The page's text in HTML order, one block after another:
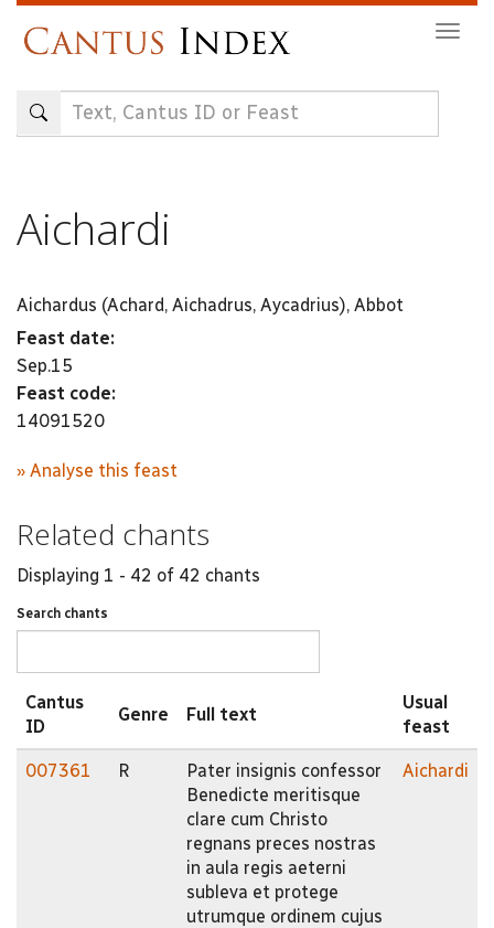
content
Aichardi
Aichardus (Achard, Aichadrus, Aycadrius), Abbot
Feast date:
Sep.15
Feast code:
14091520
» Analyse this feast
Related chants
Displaying 1 - 42 of 42 chants
Search chants
Cantus
ID
Genre Full text
Usual
feast
007361 R
Pater insignis confessor
Benedicte meritisque
clare cum Christo
regnans preces nostras
in aula regis aeterni
subleva et protege
utrumque ordinem cujus
Aichardi